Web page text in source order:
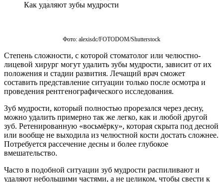
Как удаляют зубы мудрости
Фото: alexisdc/FOTODOM/Shutterstoсk
Степень сложности, с которой стоматолог или челюстно-
лицевой хирург могут удалить зубы мудрости, зависит от их
положения и стадии развития. Лечащий врач сможет
составить представление ситуации только после осмотра и
проведения рентгенографического исследования.
Зуб мудрости, который полностью прорезался через десну,
можно удалить примерно так же легко, как и любой другой
зуб. Ретенированную «восьмёрку», которая скрыта под десной
или вообще не выходила из челюстной кости достать сложнее.
Потребуется рассечение десны и более глубокое
вмешательство.
Часто в подобной ситуации зуб мудрости распиливают и
удаляют небольшими частями, а не целиком, чтобы свести к